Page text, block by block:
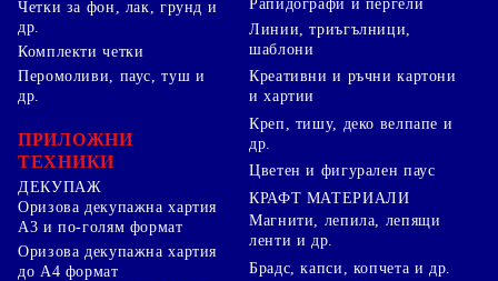
Четки за фон, лак, грунд и
др.
Комплекти четки
Рапидографи и пергели
Линии, триъгълници,
шаблони
Перомоливи, паус, туш и
др.
ПРИЛОЖНИ
ТЕХНИКИ
ДЕКУПАЖ
Оризова декупажна хартия
А3 и по-голям формат
Оризова декупажна хартия
до А4 формат
Креативни и ръчни картони
и хартии
Креп, тишу, деко велпапе и
др.
Цветен и фигурален паус
КРАФТ МАТЕРИАЛИ
Магнити, лепила, лепящи
ленти и др.
Брадс, капси, копчета и др.